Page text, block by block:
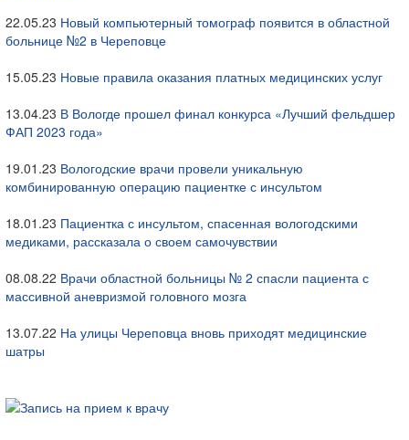
22.05.23 Новый компьютерный томограф появится в областной
больнице №2 в Череповце
15.05.23 Новые правила оказания платных медицинских услуг
13.04.23 В Вологде прошел финал конкурса «Лучший фельдшер
ФАП 2023 года»
19.01.23 Вологодские врачи провели уникальную
комбинированную операцию пациентке с инсультом
18.01.23 Пациентка с инсультом, спасенная вологодскими
медиками, рассказала о своем самочувствии
08.08.22 Врачи областной больницы № 2 спасли пациента с
массивной аневризмой головного мозга
13.07.22 На улицы Череповца вновь приходят медицинские
шатры